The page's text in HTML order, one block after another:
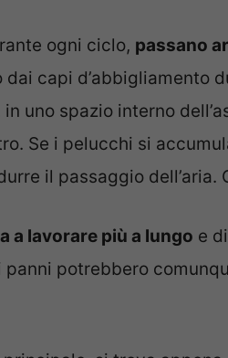
ogni ciclo, passano
capi d’abbigliamento
uno spazio interno
Se i pelucchi si
il passaggio dell’aria.
a lavorare più a lungo e
potrebbero